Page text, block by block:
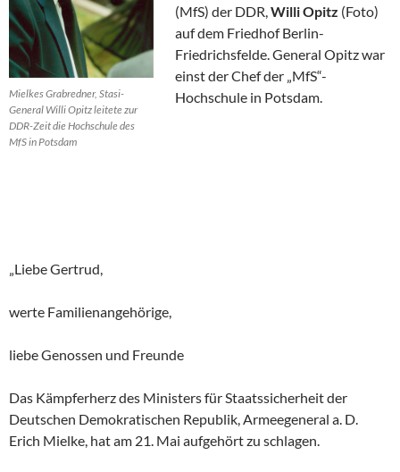
Mielkes Grabredner, Stasi-
General Willi Opitz leitete zur
DDR-Zeit die Hochschule des
MfS in Potsdam
(MfS) der DDR,Willi Opitz (Foto)
auf dem Friedhof Berlin-
Friedrichsfelde. General Opitz war
einst der Chef der „MfS“-
Hochschule in Potsdam.
„Liebe Gertrud,
werte Familienangehörige,
liebe Genossen und Freunde
Das Kämpferherz des Ministers für Staatssicherheit der
Deutschen Demokratischen Republik, Armeegeneral a. D.
Erich Mielke, hat am 21. Mai aufgehört zu schlagen.